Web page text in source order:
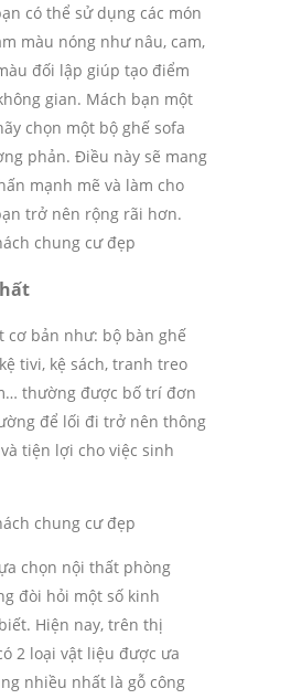
có thể sử dụng các món
màu nóng như nâu, cam,
đối lập giúp tạo điểm
gian. Mách bạn một
chọn một bộ ghế sofa
phản. Điều này sẽ mang
mạnh mẽ và làm cho
trở nên rộng rãi hơn.
cơ bản như: bộ bàn ghế
tivi, kệ sách, tranh treo
thường được bố trí đơn
để lối đi trở nên thông
tiện lợi cho việc sinh
chọn nội thất phòng
đòi hỏi một số kinh
Hiện nay, trên thị
2 loại vật liệu được ưa
nhiều nhất là gỗ công